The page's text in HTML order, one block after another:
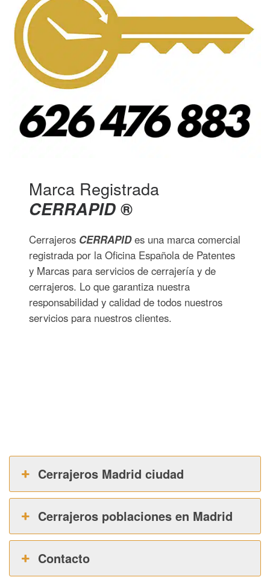
Marca Registrada
CERRAPID ®
Cerrajeros CERRAPIDes una marca comercial
registrada por la Oficina Española de Patentes
y Marcas para servicios de cerrajería y de
cerrajeros. Lo que garantiza nuestra
responsabilidad y calidad de todos nuestros
servicios para nuestros clientes.
Cerrajeros Madrid ciudad
Cerrajeros poblaciones en Madrid
Contacto